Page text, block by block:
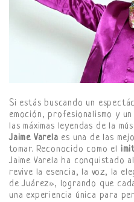
Si estás buscando un
emoción, profesionalismo y
las máximas leyendas de la
Jaime Varela es una de las
tomar. Reconocido como el
Jaime Varela ha conquistado
revive la esencia, la voz, la
de Juárez», logrando que
una experiencia única para